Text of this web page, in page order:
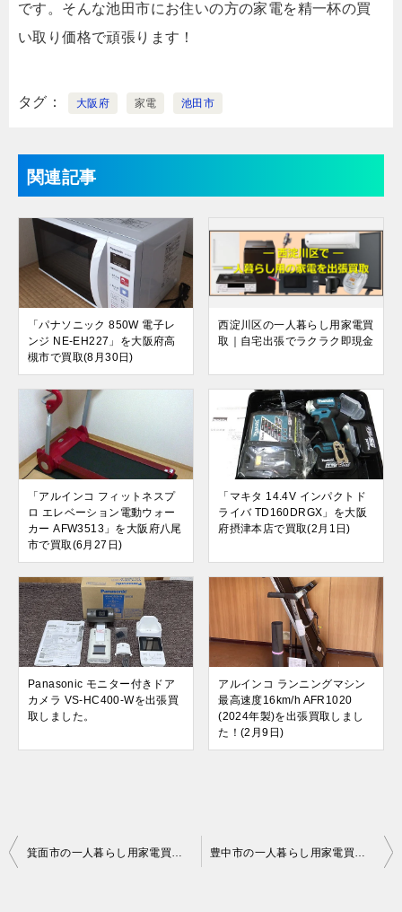
です。そんな池田市にお住いの方の家電を精一杯の買
い取り価格で頑張ります！
タグ 大阪府 家電 池田市
関連記事
「パナソニック 850W 電子レ
ンジ NE-EH227」を大阪府高
槻市で買取(8月30日)
西淀川区の一人暮らし用家電買
取｜自宅出張でラクラク即現金
「アルインコ フィットネスプ
ロ エレベーション電動ウォー
カー AFW3513」を大阪府八尾
市で買取(6月27日)
「マキタ 14.4V インパクトド
ライバ TD160DRGX」を大阪
府摂津本店で買取(2月1日)
Panasonic モニター付きドア
カメラ VS-HC400-Wを出張買
取しました。
アルインコ ランニングマシン
最高速度16km/h AFR1020
(2024年製)を出張買取しまし
た！(2月9日)
投
箕面市の一人暮らし用家電買取｜自宅出張でラクラク即現金 豊中市の一人暮らし用家電買取｜自宅出張でラクラク即現金